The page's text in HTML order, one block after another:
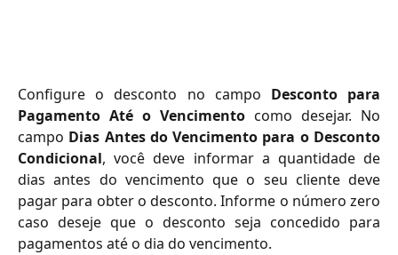
Configure o desconto no campo Desconto para
Pagamento Até o Vencimento como desejar. No
campo Dias Antes do Vencimento para o Desconto
Condicional, você deve informar a quantidade de
dias antes do vencimento que o seu cliente deve
pagar para obter o desconto. Informe o número zero
caso deseje que o desconto seja concedido para
pagamentos até o dia do vencimento.